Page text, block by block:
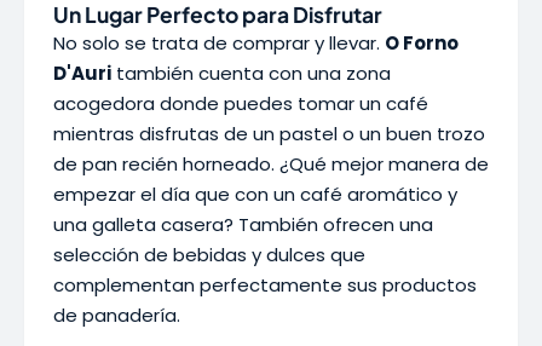
Un Lugar Perfecto para Disfrutar
No solo se trata de comprar y llevar. O Forno
D'Auri también cuenta con una zona
acogedora donde puedes tomar un café
mientras disfrutas de un pastel o un buen trozo
de pan recién horneado. ¿Qué mejor manera de
empezar el día que con un café aromático y
una galleta casera? También ofrecen una
selección de bebidas y dulces que
complementan perfectamente sus productos
de panadería.